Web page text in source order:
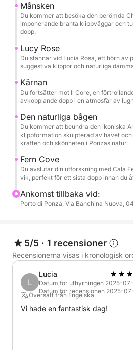
att guida dig på denna resa,
och kuriositeter om ön, vilket
oförglömlig och bekymmersfri
Månsken
Du kommer att besöka den berömda
imponerande branta klippväggar och
dopp.
Lucy Rose
Du stannar vid Lucia Rosa, ett hörn av
suggestiva klippor och naturliga
Kärnan
Du fortsätter mot Il Core, en
avkopplande dopp i en atmosfär av
Den naturliga bågen
Du kommer att beundra den ikoniska
klippformation skulpterad av havet
kraften och skönheten i Ponzas natur.
Fern Cove
Du avslutar din utforskning med Cala
vik, perfekt för ett sista dopp innan du
Ankomst tillbaka vid:
Porto di Ponza, Via Banchina Nuova,
5/5 · 1 recensioner
Recensionerna visas i kronologisk
L
Lucia
Datum för uthyrningen 2025-07-
Datum för recensionen 2025-
Översatt från Engelska
Vi hade en fantastisk dag!